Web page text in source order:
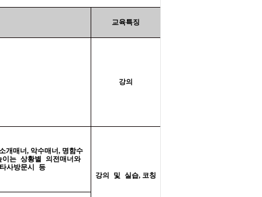
교육특징
강의
개매너, 악수매너, 명함수
는 상황별 의전매너와
사방문시 등
강의 및 실습, 코칭